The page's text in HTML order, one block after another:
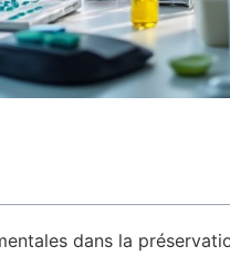
dans la